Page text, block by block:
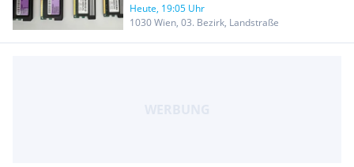
Heute, 19:05 Uhr
1030 Wien, 03. Bezirk, Landstraße